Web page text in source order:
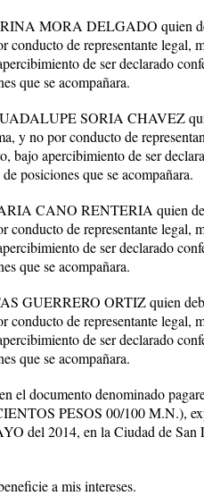
MORA DELGADO quien
conducto de representante legal,
de ser declarado
que se acompañara.
SORIA CHAVEZ
y no por conducto de
bajo apercibimiento de ser
posiciones que se acompañara.
CANO RENTERIA quien
conducto de representante legal,
de ser declarado
que se acompañara.
GUERRERO ORTIZ quien
conducto de representante legal,
de ser declarado
que se acompañara.
documento denominado
PESOS 00/100 M.N.),
del 2014, en la Ciudad de San
a mis intereses.